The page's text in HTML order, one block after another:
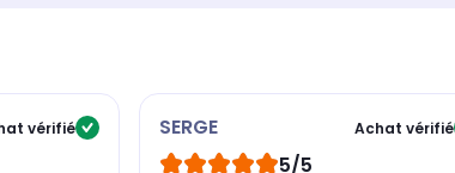
vérifié SERGE Achat vérifié
5/5